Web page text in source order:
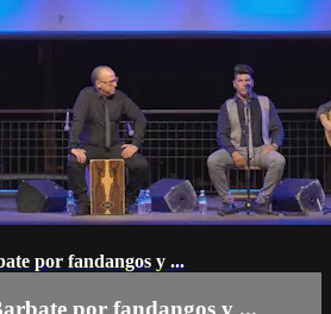
por fandangos y ...
por fandangos y ...